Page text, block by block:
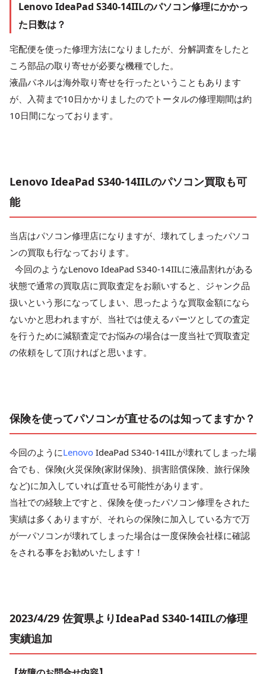
Lenovo IdeaPad S340-14IILのパソコン修理にかかっ
た日数は？
宅配便を使った修理方法になりましたが、分解調査をしたと
ころ部品の取り寄せが必要な機種でした。
液晶パネルは海外取り寄せを行ったということもあります
が、入荷まで10日かかりましたのでトータルの修理期間は約
10日間になっております。
Lenovo IdeaPad S340-14IILのパソコン買取も可
能
当店はパソコン修理店になりますが、壊れてしまったパソコ
ンの買取も行なっております。
今回のようなLenovo IdeaPad S340-14IILに液晶割れがある
状態で通常の買取店に買取査定をお願いすると、ジャンク品
扱いという形になってしまい、思ったような買取金額になら
ないかと思われますが、当社では使えるパーツとしての査定
を行うために減額査定でお悩みの場合は一度当社で買取査定
の依頼をして頂ければと思います。
保険を使ってパソコンが直せるのは知ってますか？
今回のようにLenovo IdeaPad S340-14IILが壊れてしまった場
合でも、保険(火災保険(家財保険)、損害賠償保険、旅行保険
など)に加入していれば直せる可能性があります。
当社での経験上ですと、保険を使ったパソコン修理をされた
実績は多くありますが、それらの保険に加入している方で万
が一パソコンが壊れてしまった場合は一度保険会社様に確認
をされる事をお勧めいたします！
2023/4/29 佐賀県よりIdeaPad S340-14IILの修理
実績追加